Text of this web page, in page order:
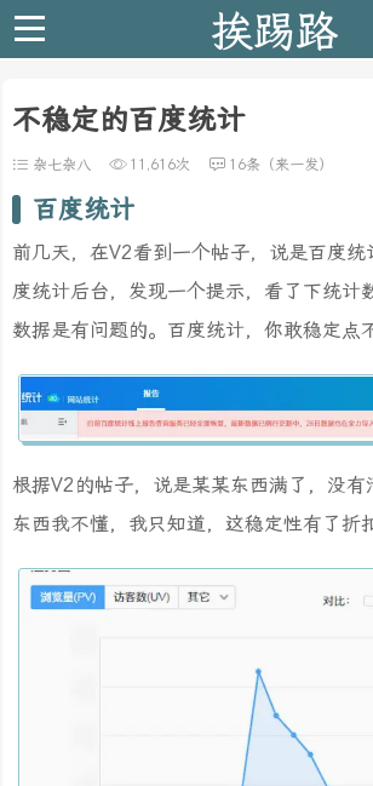
挨踢路
不稳定的百度统计
杂七杂八 11,616次 16条（来一发）
百度统计
前几天，在V2看到一个帖子，说是百度统
度统计后台，发现一个提示，看了下统计
数据是有问题的。百度统计，你敢稳定点
根据V2的帖子，说是某某东西满了，没有
东西我不懂，我只知道，这稳定性有了折